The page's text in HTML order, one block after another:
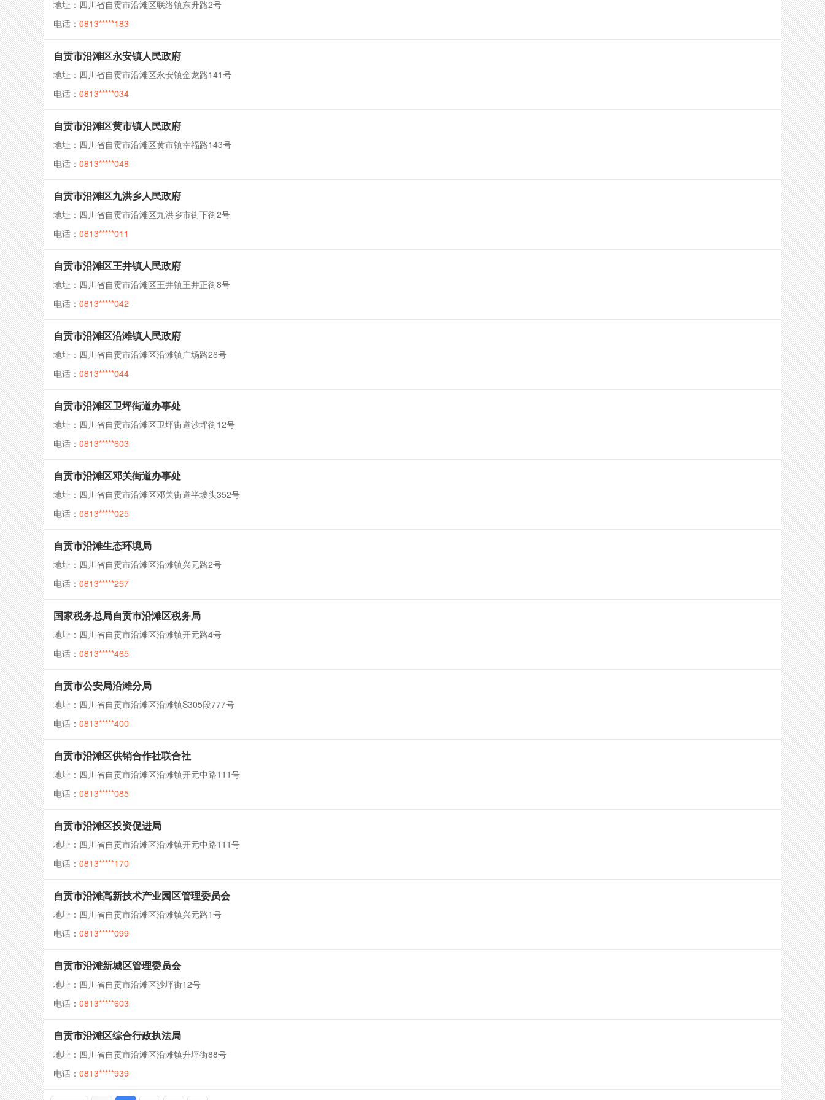
地址：四川省自贡市沿滩区联络镇东升路2号
电话： 0813*****183
自贡市沿滩区永安镇人民政府
地址：四川省自贡市沿滩区永安镇金龙路141号
电话： 0813*****034
自贡市沿滩区黄市镇人民政府
地址：四川省自贡市沿滩区黄市镇幸福路143号
电话： 0813*****048
自贡市沿滩区九洪乡人民政府
地址：四川省自贡市沿滩区九洪乡市街下街2号
电话： 0813*****011
自贡市沿滩区王井镇人民政府
地址：四川省自贡市沿滩区王井镇王井正街8号
电话： 0813*****042
自贡市沿滩区沿滩镇人民政府
地址：四川省自贡市沿滩区沿滩镇广场路26号
电话： 0813*****044
自贡市沿滩区卫坪街道办事处
地址：四川省自贡市沿滩区卫坪街道沙坪街12号
电话： 0813*****603
自贡市沿滩区邓关街道办事处
地址：四川省自贡市沿滩区邓关街道半坡头352号
电话： 0813*****025
自贡市沿滩生态环境局
地址：四川省自贡市沿滩区沿滩镇兴元路2号
电话： 0813*****257
国家税务总局自贡市沿滩区税务局
地址：四川省自贡市沿滩区沿滩镇开元路4号
电话： 0813*****465
自贡市公安局沿滩分局
地址：四川省自贡市沿滩区沿滩镇S305段777号
电话： 0813*****400
自贡市沿滩区供销合作社联合社
地址：四川省自贡市沿滩区沿滩镇开元中路111号
电话： 0813*****085
自贡市沿滩区投资促进局
地址：四川省自贡市沿滩区沿滩镇开元中路111号
电话： 0813*****170
自贡市沿滩高新技术产业园区管理委员会
地址：四川省自贡市沿滩区沿滩镇兴元路1号
电话： 0813*****099
自贡市沿滩新城区管理委员会
地址：四川省自贡市沿滩区沙坪街12号
电话： 0813*****603
自贡市沿滩区综合行政执法局
地址：四川省自贡市沿滩区沿滩镇升坪街88号
电话： 0813*****939